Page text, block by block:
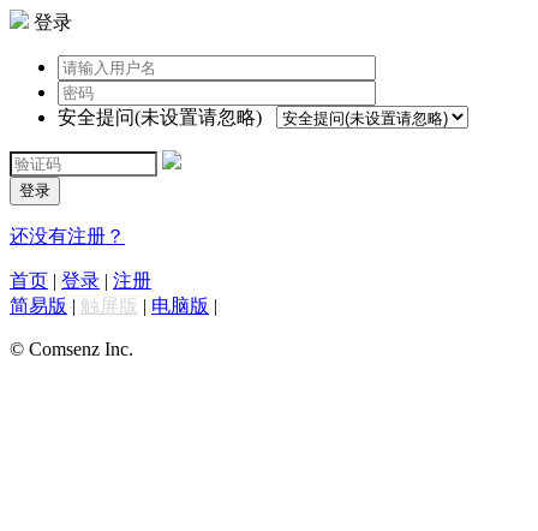
登录
安全提问(未设置请忽略)
登录
还没有注册？
首页 | 登录 | 注册
简易版 | 触屏版 | 电脑版 |
© Comsenz Inc.